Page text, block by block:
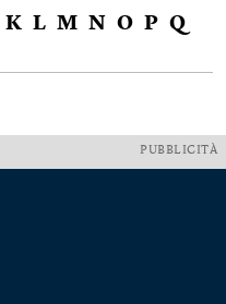
K L M N O P Q
PUBBLICITÀ